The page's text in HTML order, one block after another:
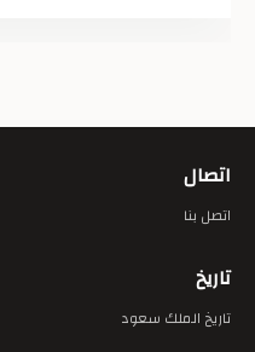
اتصال
اتصل بنا
تاريخ
تاريخ الملك سعود